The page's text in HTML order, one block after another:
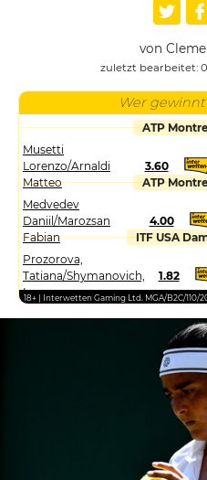
von
zuletzt bearbeitet:
Wer
ATP
Musetti
Lorenzo/Arnaldi
Matteo
3.60
ATP
Medvedev
Daniil/Marozsan
Fabian
4.00
ITF USA
Prozorova,
Tatiana/Shymanovich,
Iryna
1.82
18+ | Interwetten Gaming Ltd. MGA/B2C/